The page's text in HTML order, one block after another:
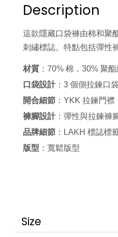
Description
這款隱藏口袋褲由棉和聚
刺繡標誌。特點包括彈性
材質 ：70% 棉，30% 聚
口袋設計：3 個側拉鍊口
開合細節 ：YKK 拉鍊門襟
褲腳設計：彈性與拉鍊褲
品牌細節 ：LAKH 標誌標
版型 ：寬鬆版型
Size